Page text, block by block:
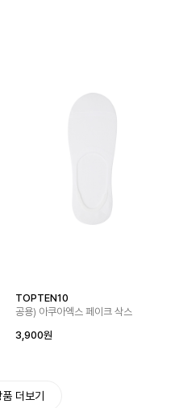
TOPTEN10
공용) 아쿠아엑스 페이크 삭스
3,900원
더보기